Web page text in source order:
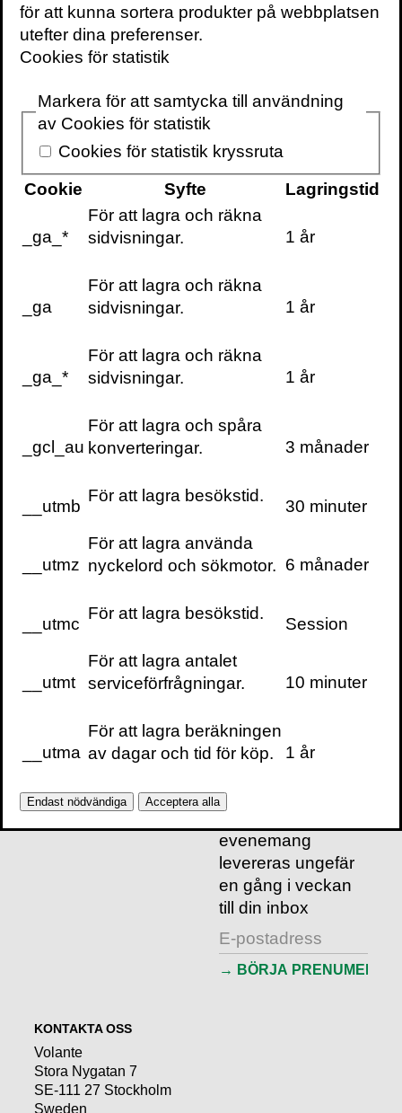
Nästan allt om människan
Adlibris,Bokuseller i din lokala bokhandel.
Johan Frostegårdär forskare, författare
och professor i medicin. Han är överläkare
vid Karolinska universitetssjukhuset, men
har också skrivit romaner och är aktiv som
uppfinnare. I maj 2017 kommer hans nya
Evolutionen och jagpå Volante.
Volante
VOLANTE PÅ
FACEBOOK
VOLANTE PÅTWITTER
VILL DU FÅ VÅRT
NYHETSBREV?
böcker,
evenemang
levereras ungefär
en gång i veckan
till din inbox
KONTAKTA OSS
Volante
Stora Nygatan 7
SE-111 27 Stockholm
Sweden
för att kunna sortera produkter på webbplatsen
utefter dina preferenser.
Cookies för statistik
Markera för att samtycka till användning
av Cookies för statistik
Cookies för statistik kryssruta
Cookie
Syfte Lagringstid
_ga_*
För att lagra och räkna
sidvisningar.
1 år
_ga
För att lagra och räkna
sidvisningar.
1 år
_ga_*
För att lagra och räkna
sidvisningar.
1 år
_gcl_au
För att lagra och spåra
konverteringar.
3 månader
__utmb
För att lagra besökstid.
30 minuter
__utmz
För att lagra använda
nyckelord och sökmotor. 6 månader
__utmc
För att lagra besökstid.
Session
__utmt
För att lagra antalet
serviceförfrågningar.
10 minuter
__utma
För att lagra beräkningen
av dagar och tid för köp.
1 år
Endast nödvändiga Acceptera alla